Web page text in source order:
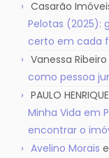
Casarão
Pelotas (2025):
certo em cada
Vanessa Ribeiro
como pessoa
PAULO
Minha Vida em
encontrar o
Avelino Morais